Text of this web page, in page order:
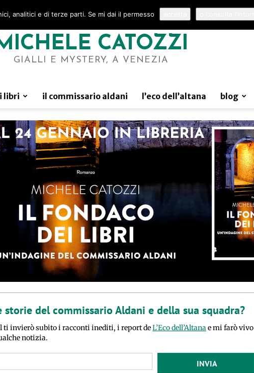
CATOZZI
GIALLI E MYSTERY, A VENEZIA
libri il commissario aldani l’eco dell’altana blog
del commissario Aldani e della sua squadra?
ti invierò subito i racconti inediti, i report deL’Eco dell’Altanae mi farò vivo
notizia.
INVIA
analitici e di terze parti. Se mi dai il permesso